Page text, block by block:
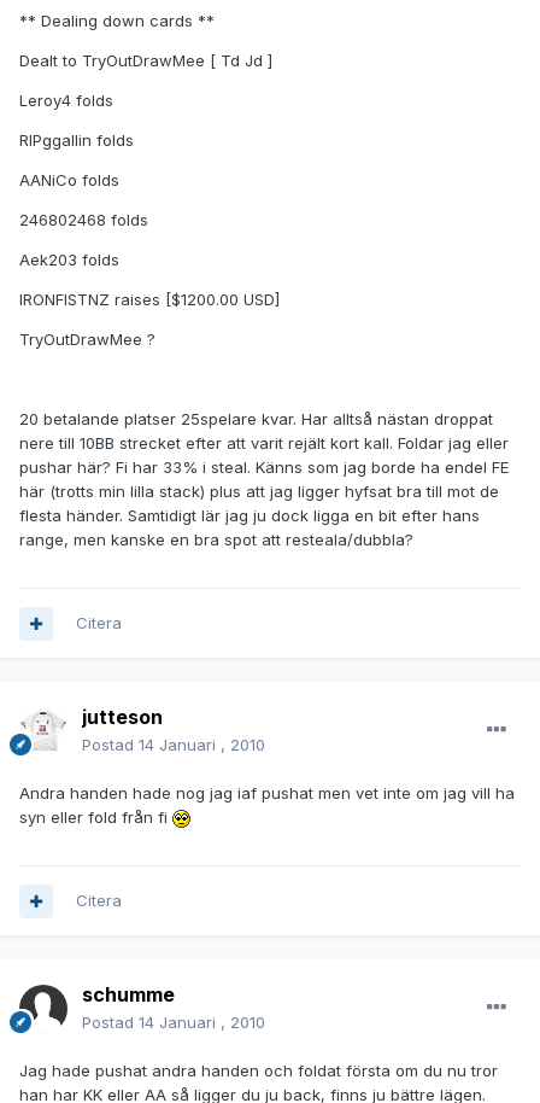
** Dealing down cards **
Dealt to TryOutDrawMee [ Td Jd ]
Leroy4 folds
RIPggallin folds
AANiCo folds
246802468 folds
Aek203 folds
IRONFISTNZ raises [$1200.00 USD]
TryOutDrawMee ?
20 betalande platser 25spelare kvar. Har alltså nästan droppat
nere till 10BB strecket efter att varit rejält kort kall. Foldar jag eller
pushar här? Fi har 33% i steal. Känns som jag borde ha endel FE
här (trotts min lilla stack) plus att jag ligger hyfsat bra till mot de
flesta händer. Samtidigt lär jag ju dock ligga en bit efter hans
range, men kanske en bra spot att resteala/dubbla?
Citera
jutteson
Postad 14 Januari , 2010
Andra handen hade nog jag iaf pushat men vet inte om jag vill ha
syn eller fold från fi
Citera
schumme
Postad 14 Januari , 2010
Jag hade pushat andra handen och foldat första om du nu tror
han har KK eller AA så ligger du ju back, finns ju bättre lägen.